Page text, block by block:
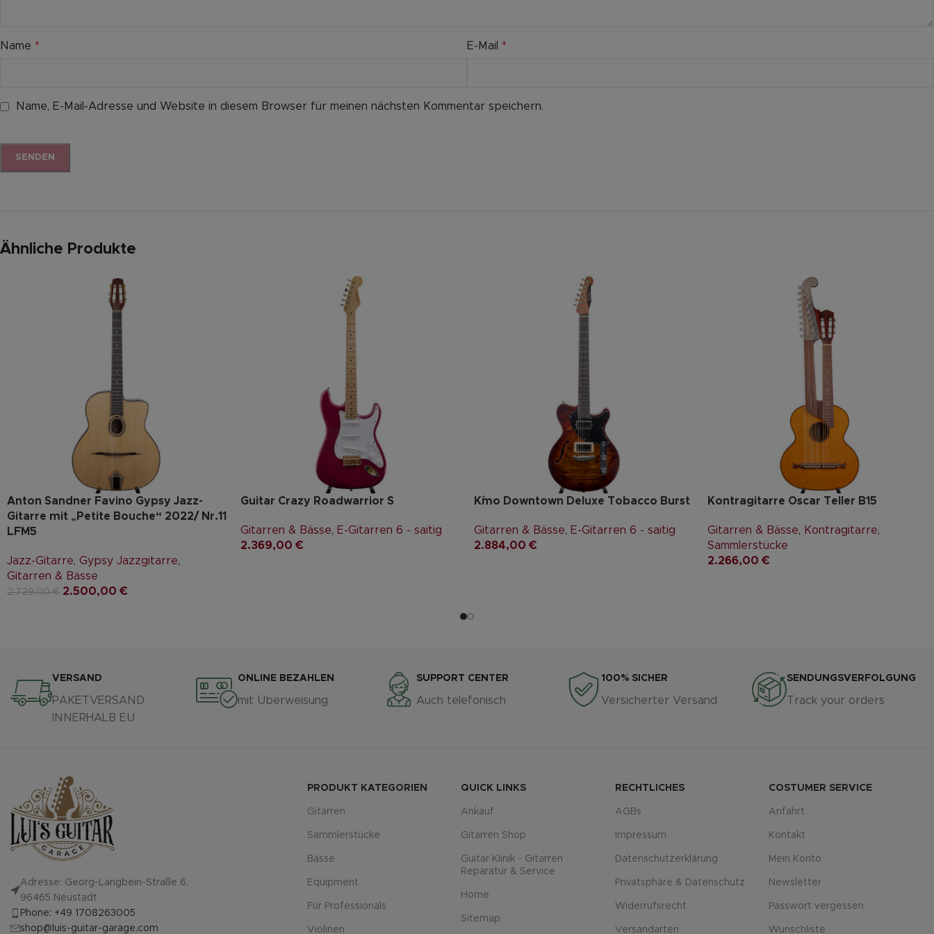
Name * E-Mail *
Name, E-Mail-Adresse und Website in diesem Browser für meinen nächsten Kommentar speichern.
Ähnliche Produkte
Anton Sandner Favino Gypsy Jazz-
Gitarre mit „Petite Bouche“ 2022/ Nr.11
LFM5
Jazz-Gitarre, Gypsy Jazzgitarre,
Gitarren & Bässe
2.729,00€ 2.500,00 €
Guitar Crazy Roadwarrior S
Gitarren & Bässe, E-Gitarren 6 - saitig
2.369,00 €
K´mo Downtown Deluxe Tobacco Burst
Gitarren & Bässe, E-Gitarren 6 - saitig
2.884,00 €
Kontragitarre Oscar Teller B15
Gitarren & Bässe, Kontragitarre,
Sammlerstücke
2.266,00 €
VERSAND
PAKETVERSAND
INNERHALB EU
ONLINE BEZAHLEN
mit Überweisung
SUPPORT CENTER
Auch telefonisch
100% SICHER
Versicherter Versand
SENDUNGSVERFOLGUNG
Track your orders
Adresse: Georg-Langbein-Straße 6,
96465 Neustadt
Phone: +49 1708263005
shop@luis-guitar-garage.com
PRODUKT KATEGORIEN
Gitarren
Sammlerstücke
Bässe
Equipment
Für Professionals
Violinen
QUICK LINKS
Ankauf
Gitarren Shop
Guitar Klinik - Gitarren
Reparatur & Service
Home
Sitemap
RECHTLICHES
AGBs
Impressum
Datenschutzerklärung
Privatsphäre & Datenschutz
Widerrufsrecht
Versandarten
COSTUMER SERVICE
Anfahrt
Kontakt
Mein Konto
Newsletter
Passwort vergessen
Wunschliste